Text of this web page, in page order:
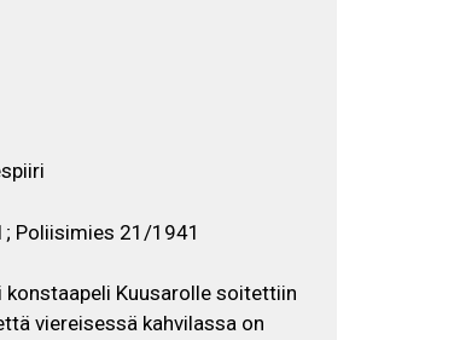
Poliisimies 21/1941
Kuusarolle soitettiin
viereisessä kahvilassa on